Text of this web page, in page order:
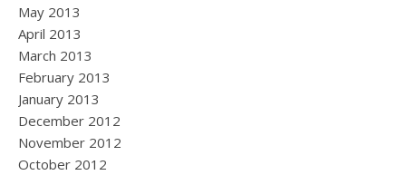
May 2013
April 2013
March 2013
February 2013
January 2013
December 2012
November 2012
October 2012